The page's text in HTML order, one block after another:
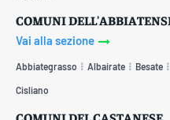
COMUNI
Vai alla sezione
Abbiategrasso Albairate Besate
Cisliano
COMUNI DEL CASTANESE